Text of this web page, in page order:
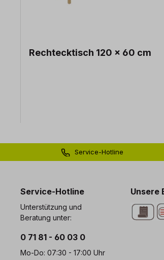
Rechtecktisch 120 x 60 cm
Service-Hotline
Service-Hotline
Unterstützung und
Beratung unter:
0 71 81 - 60 03 0
Mo-Do: 07:30 - 17:00 Uhr
Unsere